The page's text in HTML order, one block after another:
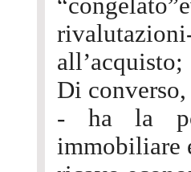
all’acquisto;
Di
- ha la
immobiliare